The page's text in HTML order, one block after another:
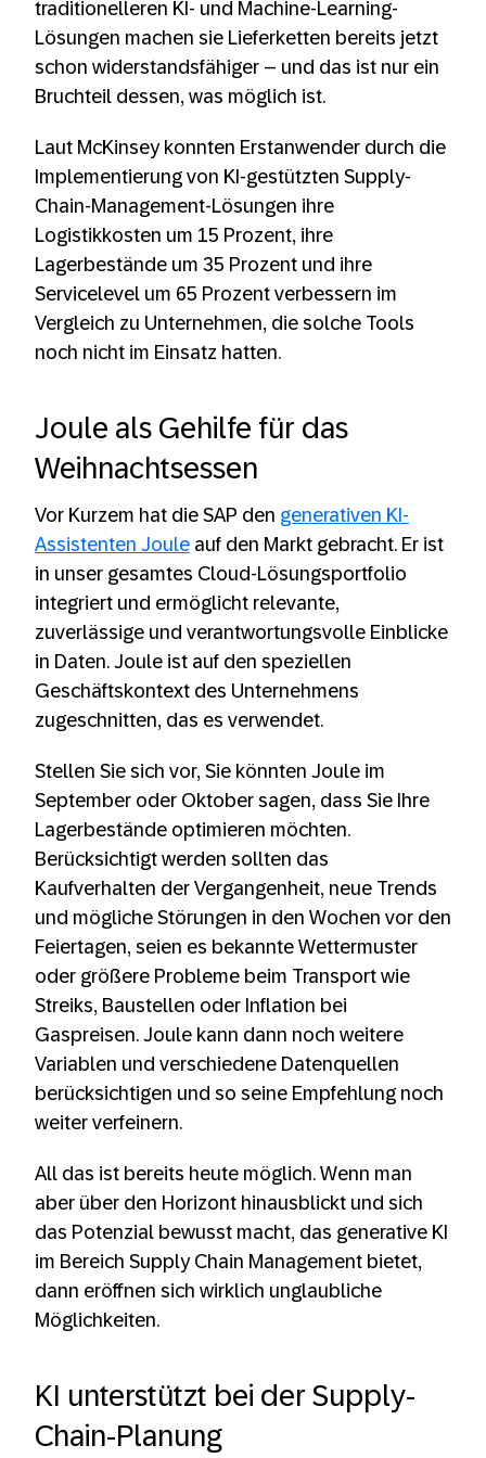
traditionelleren KI- und Machine-Learning-
Lösungen machen sie Lieferketten bereits jetzt
schon widerstandsfähiger – und das ist nur ein
Bruchteil dessen, was möglich ist.
Laut McKinsey konnten Erstanwender durch die
Implementierung von KI-gestützten Supply-
Chain-Management-Lösungen ihre
Logistikkosten um 15 Prozent, ihre
Lagerbestände um 35 Prozent und ihre
Servicelevel um 65 Prozent verbessern im
Vergleich zu Unternehmen, die solche Tools
noch nicht im Einsatz hatten.
Joule als Gehilfe für das
Weihnachtsessen
Vor Kurzem hat die SAP den generativen KI-
Assistenten Joule auf den Markt gebracht. Er ist
in unser gesamtes Cloud-Lösungsportfolio
integriert und ermöglicht relevante,
zuverlässige und verantwortungsvolle Einblicke
in Daten. Joule ist auf den speziellen
Geschäftskontext des Unternehmens
zugeschnitten, das es verwendet.
Stellen Sie sich vor, Sie könnten Joule im
September oder Oktober sagen, dass Sie Ihre
Lagerbestände optimieren möchten.
Berücksichtigt werden sollten das
Kaufverhalten der Vergangenheit, neue Trends
und mögliche Störungen in den Wochen vor den
Feiertagen, seien es bekannte Wettermuster
oder größere Probleme beim Transport wie
Streiks, Baustellen oder Inflation bei
Gaspreisen. Joule kann dann noch weitere
Variablen und verschiedene Datenquellen
berücksichtigen und so seine Empfehlung noch
weiter verfeinern.
All das ist bereits heute möglich. Wenn man
aber über den Horizont hinausblickt und sich
das Potenzial bewusst macht, das generative KI
im Bereich Supply Chain Management bietet,
dann eröffnen sich wirklich unglaubliche
Möglichkeiten.
KI unterstützt bei der Supply-
Chain-Planung